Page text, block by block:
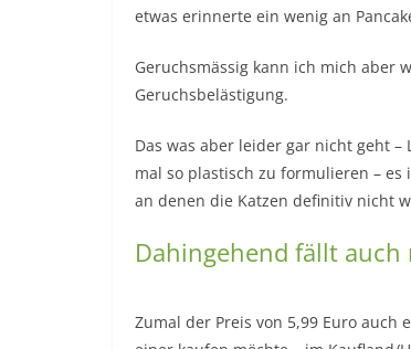
etwas erinnerte ein wenig an
Geruchsmässig kann ich mich aber
Geruchsbelästigung.
Das was aber leider gar nicht geht
mal so plastisch zu formulieren –
an denen die Katzen definitiv nicht
Dahingehend fällt
Zumal der Preis von 5,99 Euro